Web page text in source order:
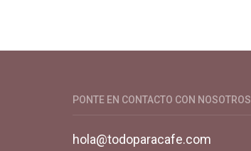
PONTE EN CONTACTO CON NOSOTROS
hola@todoparacafe.com